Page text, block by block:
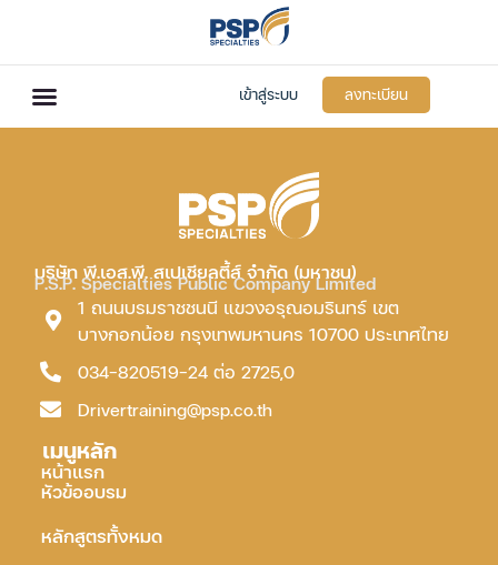
เข้าสู่ระบบ ลงทะเบียน
บริษัท พี.เอส.พี. สเปเชียลตี้ส์ จำกัด (มหาชน)
P.S.P. Specialties Public Company Limited
1 ถนนบรมราชชนนี แขวงอรุณอมรินทร์ เขต
บางกอกน้อย กรุงเทพมหานคร 10700 ประเทศไทย
034-820519-24 ต่อ 2725,0
Drivertraining@psp.co.th
เมนูหลัก
หน้าแรก
หัวข้ออบรม
หลักสูตรทั้งหมด